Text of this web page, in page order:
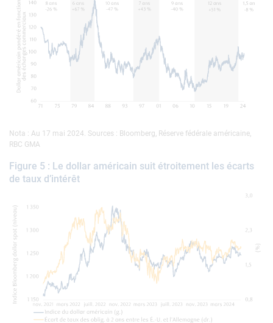
Nota : Au 17 mai 2024. Sources : Bloomberg, Réserve fédérale américaine,
RBC GMA
Figure 5 : Le dollar américain suit étroitement les écarts
de taux d’intérêt